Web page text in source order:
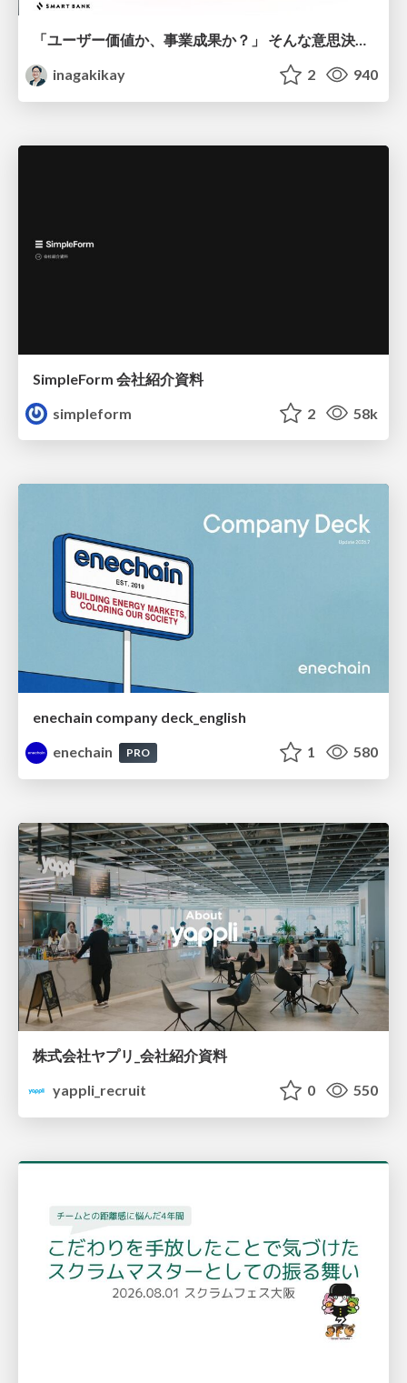
「ユーザー価値か、事業成果か？」 そんな意思決定で悩む前に PMがやるべきこと
inagakikay
2 940
SimpleForm 会社紹介資料
simpleform
2 58k
enechain company deck_english
enechain
PRO 1 580
株式会社ヤプリ_会社紹介資料
yappli_recruit
0 550